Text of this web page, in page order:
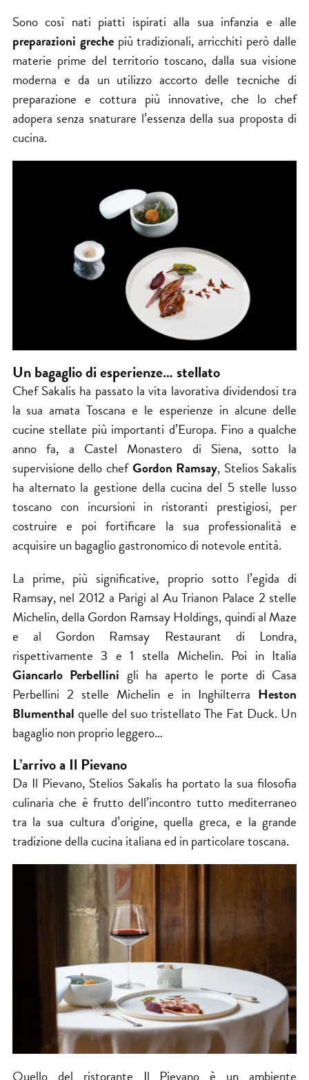
Sono così nati piatti ispirati alla sua infanzia e alle
preparazioni grechepiù tradizionali, arricchiti però dalle
materie prime del territorio toscano, dalla sua visione
moderna e da un utilizzo accorto delle tecniche di
preparazione e cottura più innovative, che lo chef
adopera senza snaturare l’essenza della sua proposta di
cucina.
Un bagaglio di esperienze… stellato
Chef Sakalis ha passato la vita lavorativa dividendosi tra
la sua amata Toscana e le esperienze in alcune delle
cucine stellate più importanti d’Europa. Fino a qualche
anno fa, a Castel Monastero di Siena, sotto la
supervisione dello chefGordon Ramsay, Stelios Sakalis
ha alternato la gestione della cucina del 5 stelle lusso
toscano con incursioni in ristoranti prestigiosi, per
costruire e poi fortificare la sua professionalità e
acquisire un bagaglio gastronomico di notevole entità.
La prime, più significative, proprio sotto l’egida di
Ramsay, nel 2012 a Parigi al Au Trianon Palace 2 stelle
Michelin, della Gordon Ramsay Holdings, quindi al Maze
e al Gordon Ramsay Restaurant di Londra,
rispettivamente 3 e 1 stella Michelin. Poi in Italia
Giancarlo Perbellini gli ha aperto le porte di Casa
Perbellini 2 stelle Michelin e in Inghilterra Heston
Blumenthal quelle del suo tristellato The Fat Duck. Un
bagaglio non proprio leggero…
L’arrivo a Il Pievano
Da Il Pievano, Stelios Sakalis ha portato la sua filosofia
culinaria che è frutto dell’incontro tutto mediterraneo
tra la sua cultura d’origine, quella greca, e la grande
tradizione della cucina italiana ed in particolare toscana.